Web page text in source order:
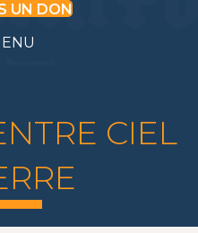
UN DON
CIEL